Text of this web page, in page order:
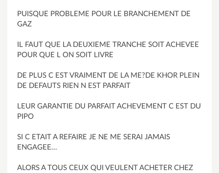
PUISQUE PROBLEME POUR LE BRANCHEMENT DE
GAZ
IL FAUT QUE LA DEUXIEME TRANCHE SOIT ACHEVEE
POUR QUE L ON SOIT LIVRE
DE PLUS C EST VRAIMENT DE LA ME?DE KHOR PLEIN
DE DEFAUTS RIEN N EST PARFAIT
LEUR GARANTIE DU PARFAIT ACHEVEMENT C EST DU
PIPO
SI C ETAIT A REFAIRE JE NE ME SERAI JAMAIS
ENGAGEE...
ALORS A TOUS CEUX QUI VEULENT ACHETER CHEZ